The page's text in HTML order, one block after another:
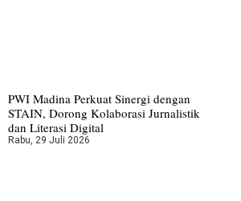
PWI Madina Perkuat Sinergi dengan
STAIN, Dorong Kolaborasi Jurnalistik
dan Literasi Digital
Rabu, 29 Juli 2026